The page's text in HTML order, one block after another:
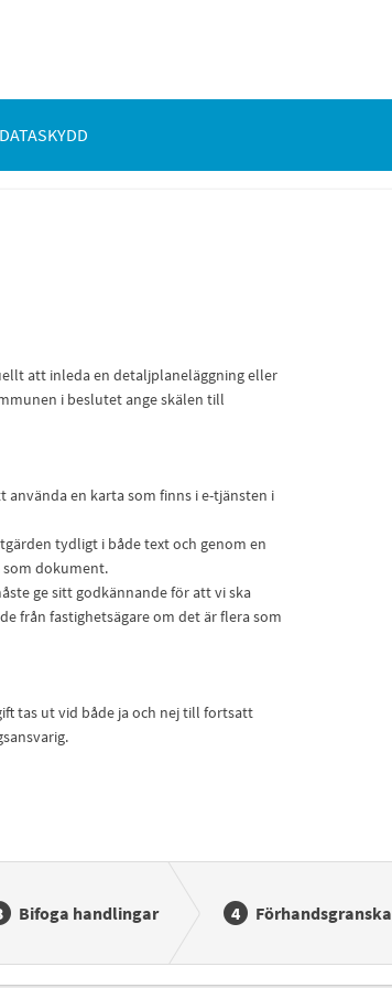
DATASKYDD
att inleda en detaljplaneläggning eller
i beslutet ange skälen till
använda en karta som finns i e-tjänsten i
tydligt i både text och genom en
som dokument.
ge sitt godkännande för att vi ska
från fastighetsägare om det är flera som
tas ut vid både ja och nej till fortsatt
Bifoga handlingar Förhandsgranska